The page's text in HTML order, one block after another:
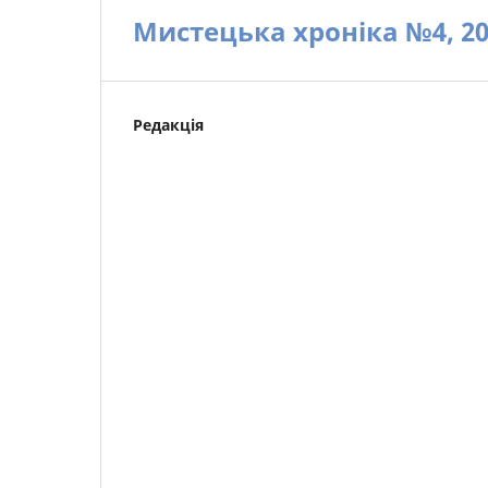
Мистецька хроніка №4,
Редакція